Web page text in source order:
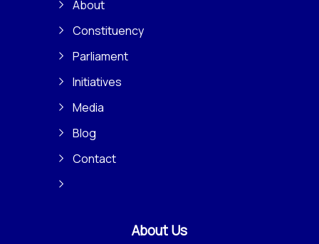
About
Constituency
Parliament
Initiatives
Media
Blog
Contact
About Us